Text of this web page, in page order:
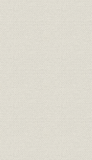
役員
従業員
従業員
従業員
従業員
従業員